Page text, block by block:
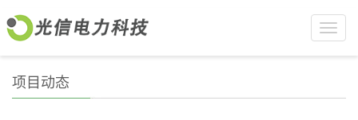
项目动态